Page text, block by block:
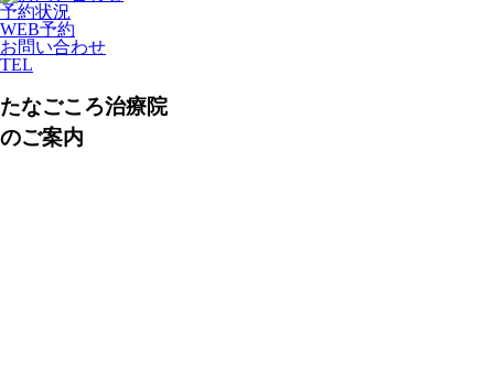
予約状況
WEB予約
お問い合わせ
TEL
たなごころ治療院
のご案内